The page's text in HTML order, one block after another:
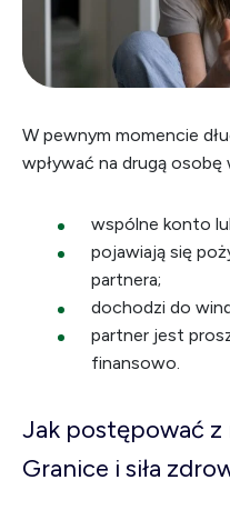
W pewnym momencie
wpływać na drugą osobę
wspólne konto
pojawiają się
partnera;
dochodzi do
partner jest
finansowo.
Jak postępować z
Granice i siła